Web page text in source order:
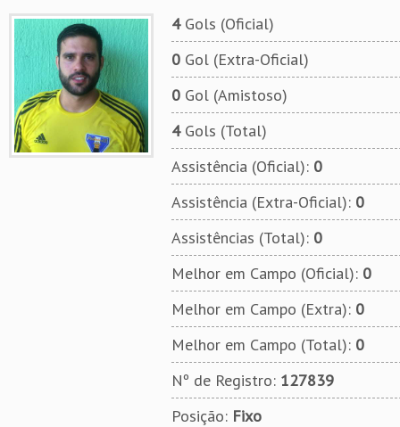
4Gols (Oficial)
0Gol (Extra-Oficial)
0Gol (Amistoso)
4Gols (Total)
Assistência (Oficial): 0
Assistência (Extra-Oficial): 0
Assistências (Total): 0
Melhor em Campo (Oficial): 0
Melhor em Campo (Extra): 0
Melhor em Campo (Total): 0
Nº de Registro: 127839
Posição: Fixo